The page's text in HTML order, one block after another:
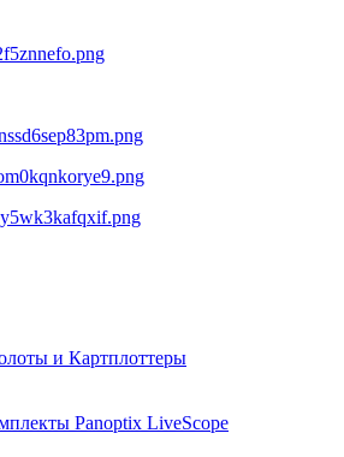
и Картплоттеры
Panoptix LiveScope